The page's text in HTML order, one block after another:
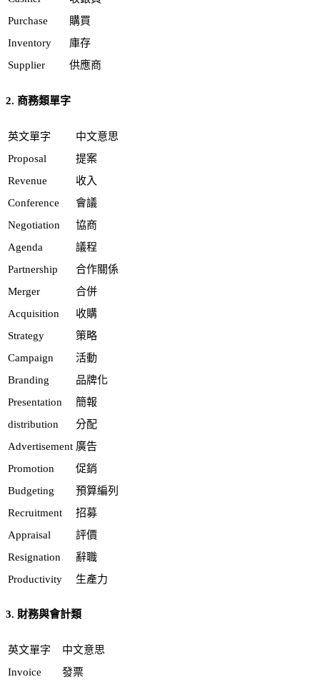
Purchase
購買
Inventory
庫存
Supplier
供應商
2. 商務類單字
英文單字
中文意思
Proposal
提案
Revenue
收入
Conference
會議
Negotiation
協商
Agenda
議程
Partnership
合作關係
Merger
合併
Acquisition
收購
Strategy
策略
Campaign
活動
Branding
品牌化
Presentation
簡報
distribution
分配
Advertisement 廣告
Promotion
促銷
Budgeting
預算編列
Recruitment
招募
Appraisal
評價
Resignation
辭職
Productivity
生產力
3. 財務與會計類
英文單字
中文意思
Invoice
發票